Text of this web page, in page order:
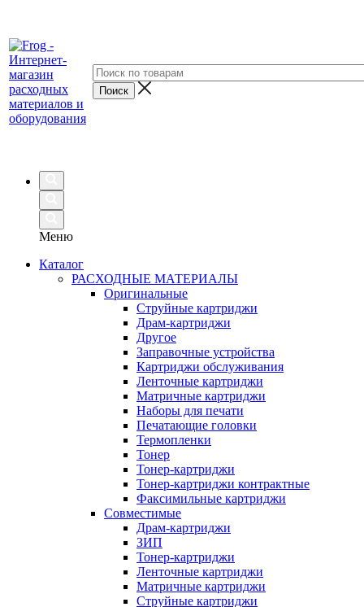
Меню
Каталог
РАСХОДНЫЕ МАТЕРИАЛЫ
Оригинальные
Струйные картриджи
Драм-картриджи
Другое
Заправочные устройства
Картриджи обслуживания
Ленточные картриджи
Матричные картриджи
Наборы для печати
Печатающие головки
Термопленки
Тонер
Тонер-картриджи
Тонер-картриджи контрактные
Факсимильные картриджи
Совместимые
Драм-картриджи
ЗИП
Тонер-картриджи
Ленточные картриджи
Матричные картриджи
Струйные картриджи